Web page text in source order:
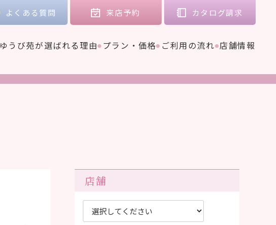
ゆうび苑が選ばれる理由 プラン・価格 ご利用の流れ 店舗情報
よくある質問 来店予約 カタログ請求
店舗